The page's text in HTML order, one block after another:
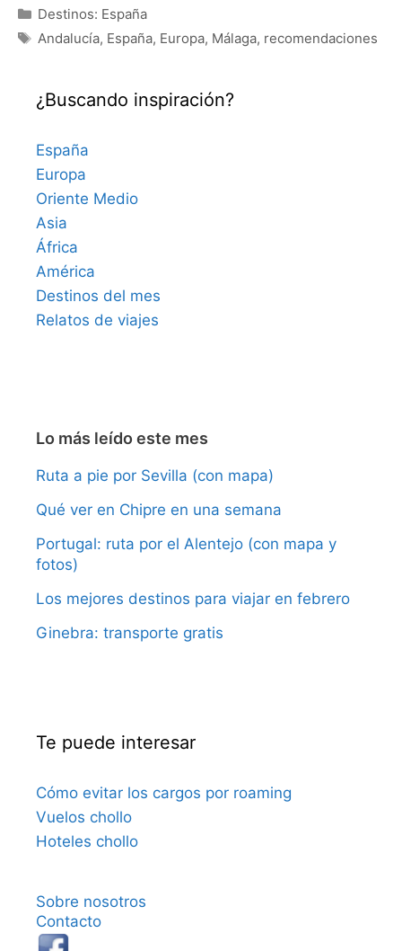
Categorías
Destinos: España
Etiquetas
Andalucía, España, Europa, Málaga, recomendaciones
¿Buscando inspiración?
España
Europa
Oriente Medio
Asia
África
América
Destinos del mes
Relatos de viajes
Lo más leído este mes
Ruta a pie por Sevilla (con mapa)
Qué ver en Chipre en una semana
Portugal: ruta por el Alentejo (con mapa y
fotos)
Los mejores destinos para viajar en febrero
Ginebra: transporte gratis
Te puede interesar
Cómo evitar los cargos por roaming
Vuelos chollo
Hoteles chollo
Sobre nosotros
Contacto